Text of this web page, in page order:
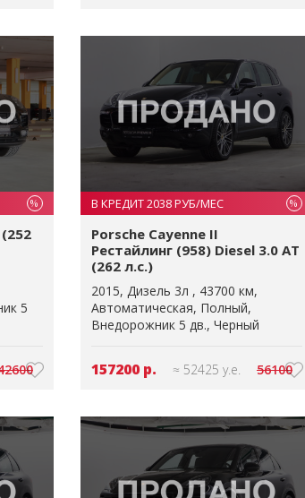
%
5
В КРЕДИТ 2038 РУБ/МЕС %
Porsche Cayenne II
Рестайлинг (958) Diesel 3.0 AT
(262 л.с.)
2015 Дизель 3л
43700 км
Автоматическая Полный
Внедорожник 5 дв. Черный
157200 р. ≈ 52425 у.е. 56100